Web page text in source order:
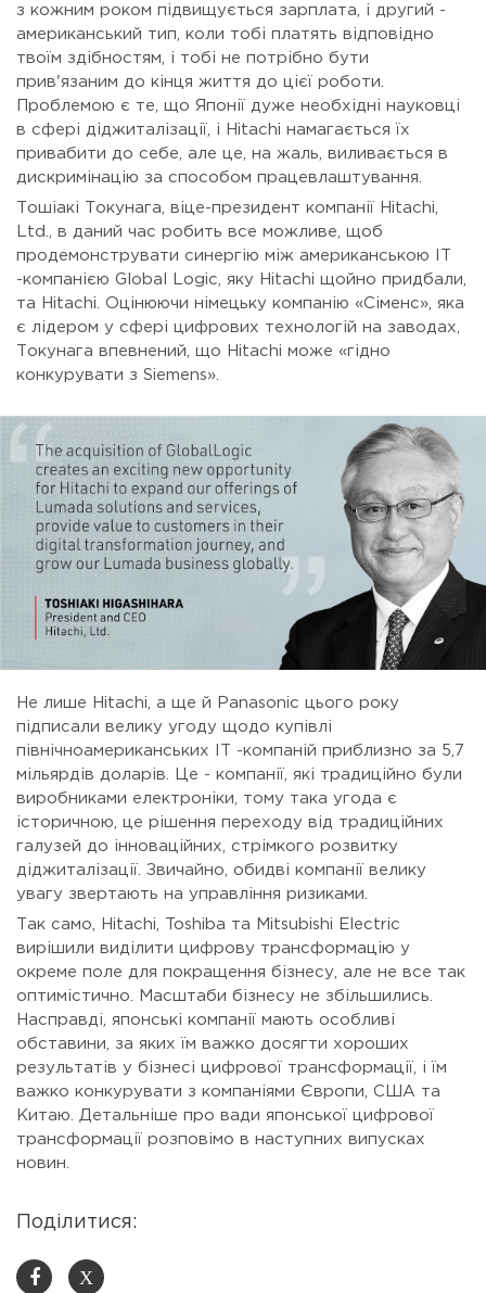
з кожним роком підвищується зарплата, і другий -
американський тип, коли тобі платять відповідно
твоїм здібностям, і тобі не потрібно бути
прив'язаним до кінця життя до цієї роботи.
Проблемою є те, що Японії дуже необхідні науковці
в сфері діджиталізації, і Hitachi намагається їх
привабити до себе, але це, на жаль, виливається в
дискримінацію за способом працевлаштування.
Тошіакі Токунага, віце-президент компанії Hitachi,
Ltd., в даний час робить все можливе, щоб
продемонструвати синергію між американською ІТ
-компанією Global Logic, яку Hitachi щойно придбали,
та Hitachi. Оцінюючи німецьку компанію «Сіменс», яка
є лідером у сфері цифрових технологій на заводах,
Токунага впевнений, що Hitachi може «гідно
конкурувати з Siemens».
Не лише Hitachi, а ще й Panasonic цього року
підписали велику угоду щодо купівлі
північноамериканських ІТ -компаній приблизно за 5,7
мільярдів доларів. Це - компанії, які традиційно були
виробниками електроніки, тому така угода є
історичною, це рішення переходу від традиційних
галузей до інноваційних, стрімкого розвитку
діджиталізації. Звичайно, обидві компанії велику
увагу звертають на управління ризиками.
Так само, Hitachi, Toshiba та Mitsubishi Electric
вирішили виділити цифрову трансформацію у
окреме поле для покращення бізнесу, але не все так
оптимістично. Масштаби бізнесу не збільшились.
Насправді, японські компанії мають особливі
обставини, за яких їм важко досягти хороших
результатів у бізнесі цифрової трансформації, і їм
важко конкурувати з компаніями Європи, США та
Китаю. Детальніше про вади японської цифрової
трансформації розповімо в наступних випусках
новин.
Поділитися:
X